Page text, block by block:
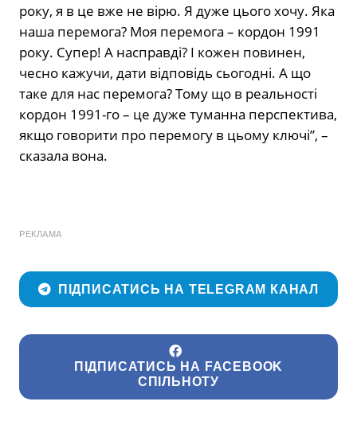
року, я в це вже не вірю. Я дуже цього хочу. Яка
наша перемога? Моя перемога – кордон 1991
року. Супер! А насправді? І кожен повинен,
чесно кажучи, дати відповідь сьогодні. А що
таке для нас перемога? Тому що в реальності
кордон 1991-го – це дуже туманна перспектива,
якщо говорити про перемогу в цьому ключі”, –
сказала вона.
РЕКЛАМА
ПІДПИСАТИСЬ НА TELEGRAM КАНАЛ
ПІДПИСАТИСЬ НА FACEBOOK
СПІЛЬНОТУ